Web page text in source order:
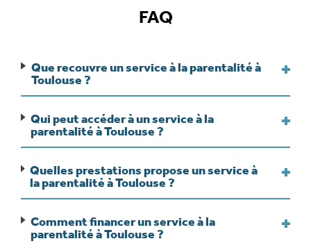
FAQ
Que recouvre un service à la parentalité à
Toulouse ?
Qui peut accéder à un service à la
parentalité à Toulouse ?
Quelles prestations propose un service à
la parentalité à Toulouse ?
Comment financer un service à la
parentalité à Toulouse ?